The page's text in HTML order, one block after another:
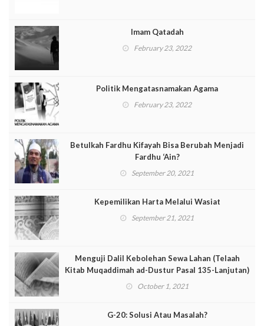
Imam Qatadah
February 23, 2022
Politik Mengatasnamakan Agama
February 23, 2022
Betulkah Fardhu Kifayah Bisa Berubah Menjadi
Fardhu ‘Ain?
September 20, 2021
Kepemilikan Harta Melalui Wasiat
September 21, 2021
Menguji Dalil Kebolehan Sewa Lahan (Telaah
Kitab Muqaddimah ad-Dustur Pasal 135-Lanjutan)
October 1, 2021
G-20: Solusi Atau Masalah?